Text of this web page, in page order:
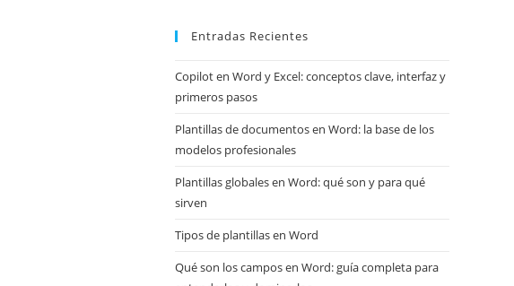
Entradas Recientes
Copilot en Word y Excel: conceptos clave, interfaz y
primeros pasos
Plantillas de documentos en Word: la base de los
modelos profesionales
Plantillas globales en Word: qué son y para qué
sirven
Tipos de plantillas en Word
Qué son los campos en Word: guía completa para